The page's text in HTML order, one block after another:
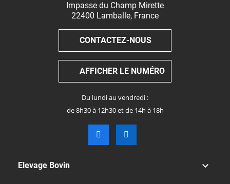
Impasse du Champ Mirette
22400 Lamballe, France
CONTACTEZ-NOUS
AFFICHER LE NUMÉRO
Du lundi au vendredi :
de 8h30 à 12h30 et de 14h à 18h
Elevage Bovin 